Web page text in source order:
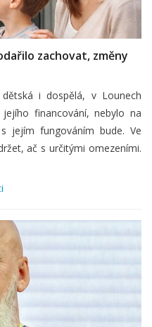
zachovat, změny
i dospělá, v Lounech
financování, nebylo na
jejím fungováním bude. Ve
ač s určitými omezeními.